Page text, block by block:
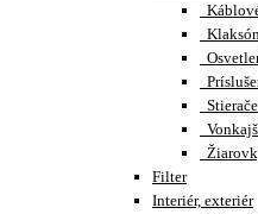
Filter
Interiér, exteriér